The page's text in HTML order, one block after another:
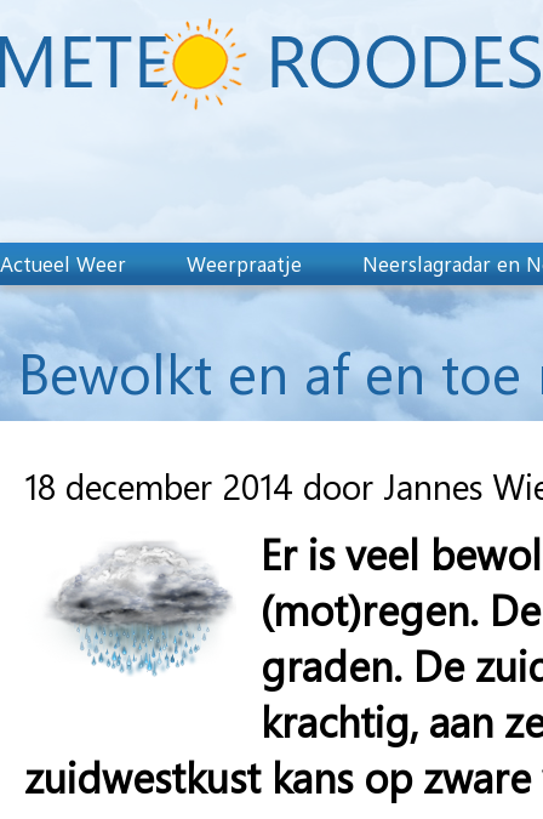
Actueel Weer Weerpraatje Neerslagradar en
Bewolkt en af en
18 december 2014 door Jannes
Er is veel
(mot)regen.
graden. De
krachtig, aan
zuidwestkust kans op